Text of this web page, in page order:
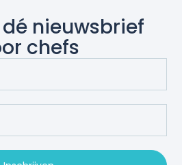
nieuwsbrief
chefs